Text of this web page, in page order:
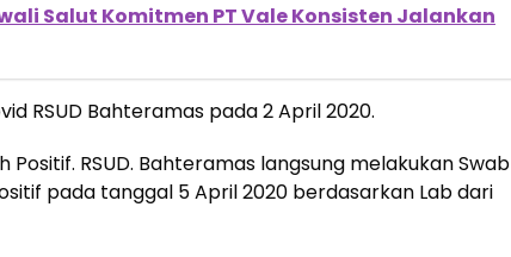
Salut Komitmen PT Vale Konsisten Jalankan
RSUD Bahteramas pada 2 April 2020.
Positif. RSUD. Bahteramas langsung melakukan Swab
pada tanggal 5 April 2020 berdasarkan Lab dari